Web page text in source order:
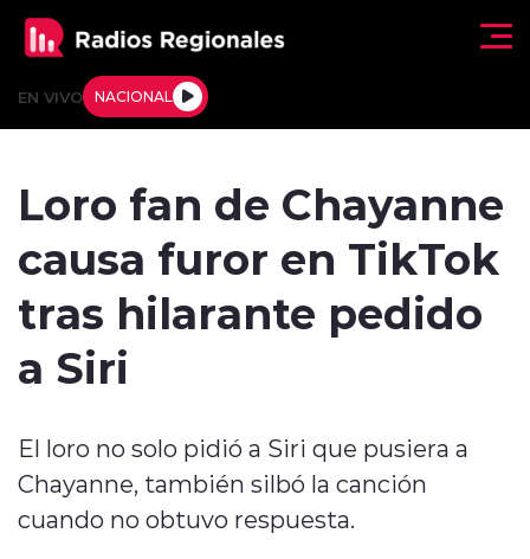
EN VIVO NACIONAL
Tendencias
Deportes
Regiones al Aire
Entrevistas
Loro fan de Chayanne
causa furor en TikTok
tras hilarante pedido
a Siri
El loro no solo pidió a Siri que pusiera a
Chayanne, también silbó la canción
cuando no obtuvo respuesta.